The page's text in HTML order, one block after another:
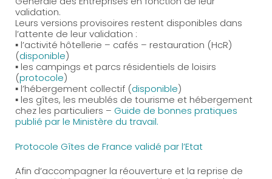
validation.
Leurs versions provisoires restent disponibles dans
l’attente de leur validation :
▪ l’activité hôtellerie – cafés – restauration (HcR)
(disponible)
▪ les campings et parcs résidentiels de loisirs
(protocole)
▪ l’hébergement collectif (disponible)
▪ les gîtes, les meublés de tourisme et hébergement
chez les particuliers – Guide de bonnes pratiques
publié par le Ministère du travail.
Protocole Gîtes de France validé par l’Etat
Afin d’accompagner la réouverture et la reprise de